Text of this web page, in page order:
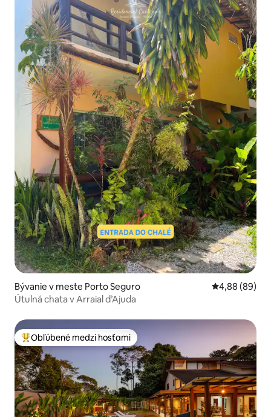
Bývanie v meste Porto Seguro Priemerné
4,88 (89)
Útulná chata v Arraial d’Ajuda
Najobľúbenejšie medzi hosťami
Obľúbené medzi hosťami